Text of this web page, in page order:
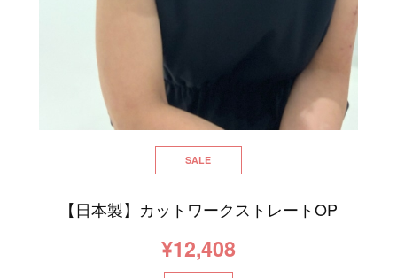
SALE
【日本製】カットワークストレートOP
¥12,408